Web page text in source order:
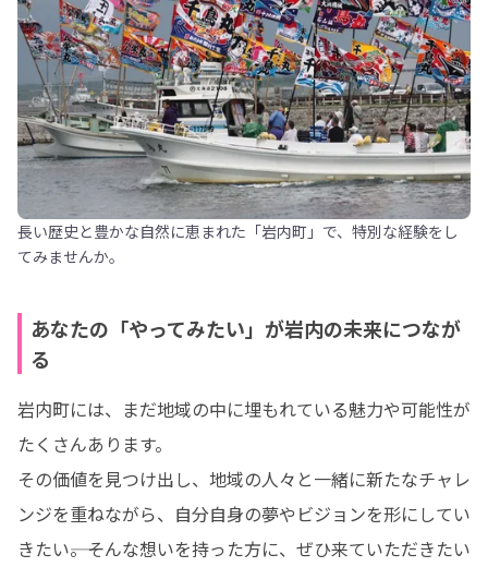
長い歴史と豊かな自然に恵まれた「岩内町」で、特別な経験をし
てみませんか。
あなたの「やってみたい」が岩内の未来につなが
る
岩内町には、まだ地域の中に埋もれている魅力や可能性が
たくさんあります。
その価値を見つけ出し、地域の人々と一緒に新たなチャレ
ンジを重ねながら、自分自身の夢やビジョンを形にしてい
きたい――。そんな想いを持った方に、ぜひ来ていただきたい